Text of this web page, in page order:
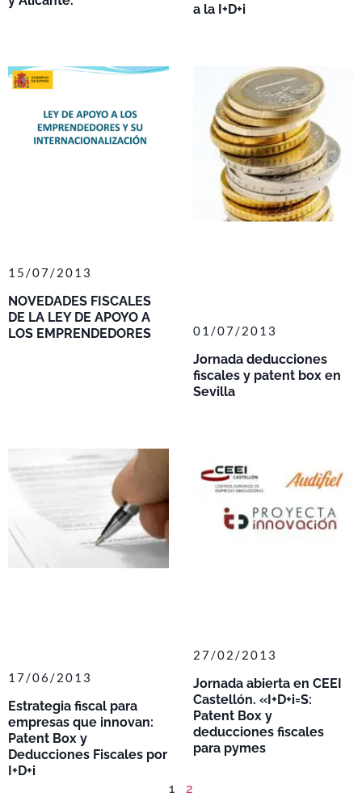
a la I+D+i
NOVEDADES FISCALES
DE LA LEY DE APOYO A
LOS EMPRENDEDORES
15/07/2013
Jornada deducciones
fiscales y patent box en
Sevilla
01/07/2013
Estrategia fiscal para
empresas que innovan:
Patent Box y
Deducciones Fiscales por
I+D+i
17/06/2013
Jornada abierta en CEEI
Castellón. «I+D+i=S:
Patent Box y
deducciones fiscales
para pymes
27/02/2013
1 2